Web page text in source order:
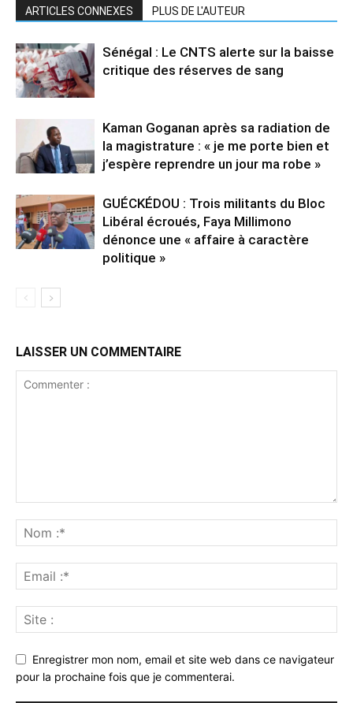
ARTICLES CONNEXES PLUS DE L'AUTEUR
Sénégal : Le CNTS alerte sur la baisse
critique des réserves de sang
Kaman Goganan après sa radiation de
la magistrature : « je me porte bien et
j’espère reprendre un jour ma robe »
GUÉCKÉDOU : Trois militants du Bloc
Libéral écroués, Faya Millimono
dénonce une « affaire à caractère
politique »
LAISSER UN COMMENTAIRE
Enregistrer mon nom, email et site web dans ce navigateur
pour la prochaine fois que je commenterai.